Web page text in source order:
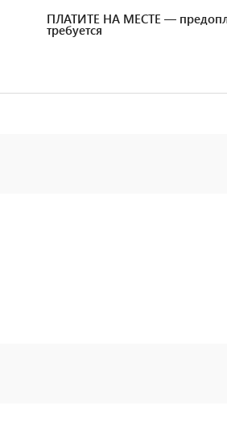
ПЛАТИТЕ НА МЕСТЕ —
требуется